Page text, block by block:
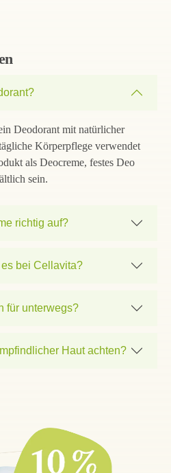
Deodorant mit natürlicher
Körperpflege verwendet
als Deocreme, festes Deo
sein.
richtig auf?
bei Cellavita?
für unterwegs?
Haut achten?